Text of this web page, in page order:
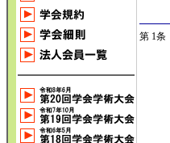
第 1条